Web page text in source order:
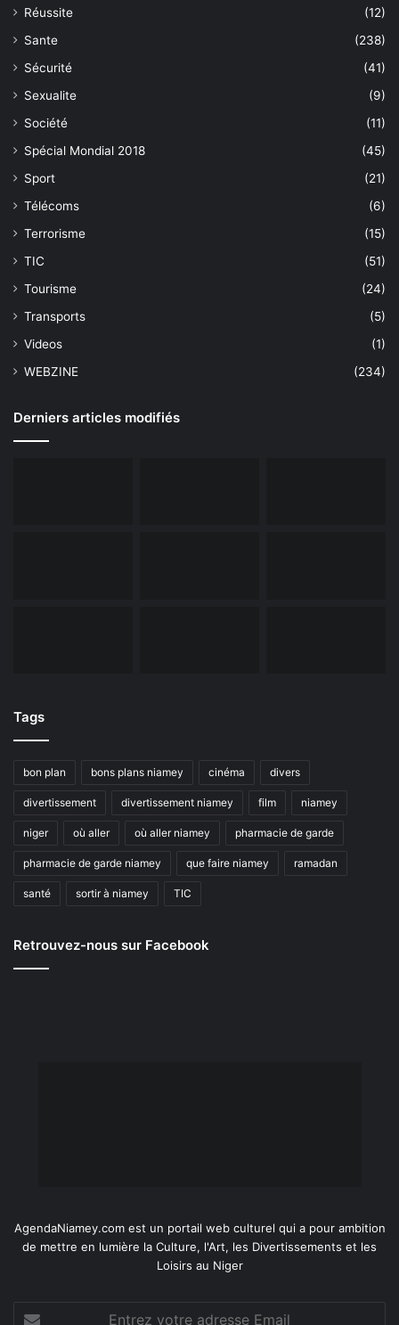
Réussite
(12)
Sante
(238)
Sécurité
(41)
Sexualite
(9)
Société
(11)
Spécial Mondial 2018
(45)
Sport
(21)
Télécoms
(6)
Terrorisme
(15)
TIC
(51)
Tourisme
(24)
Transports
(5)
Videos
(1)
WEBZINE
(234)
Derniers articles modifiés
Tags
bon plan bons plans niamey cinéma divers
divertissement divertissement niamey film niamey
niger où aller où aller niamey pharmacie de garde
pharmacie de garde niamey que faire niamey ramadan
santé sortir à niamey TIC
Retrouvez-nous sur Facebook
AgendaNiamey.com est un portail web culturel qui a pour ambition
de mettre en lumière la Culture, l'Art, les Divertissements et les
Loisirs au Niger
Entrez